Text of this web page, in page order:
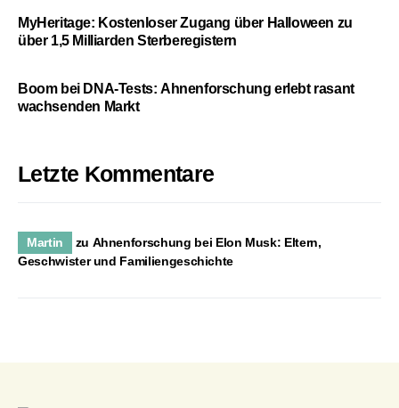
MyHeritage: Kostenloser Zugang über Halloween zu
über 1,5 Milliarden Sterberegistern
Boom bei DNA-Tests: Ahnenforschung erlebt rasant
wachsenden Markt
Letzte Kommentare
Martin zu Ahnenforschung bei Elon Musk: Eltern,
Geschwister und Familiengeschichte